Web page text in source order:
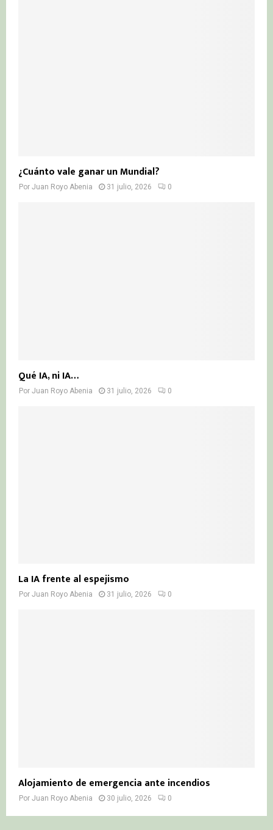
¿Cuánto vale ganar un Mundial?
Por Juan Royo Abenia 31 julio, 2026 0
Qué IA, ni IA…
Por Juan Royo Abenia 31 julio, 2026 0
La IA frente al espejismo
Por Juan Royo Abenia 31 julio, 2026 0
Alojamiento de emergencia ante incendios
Por Juan Royo Abenia 30 julio, 2026 0